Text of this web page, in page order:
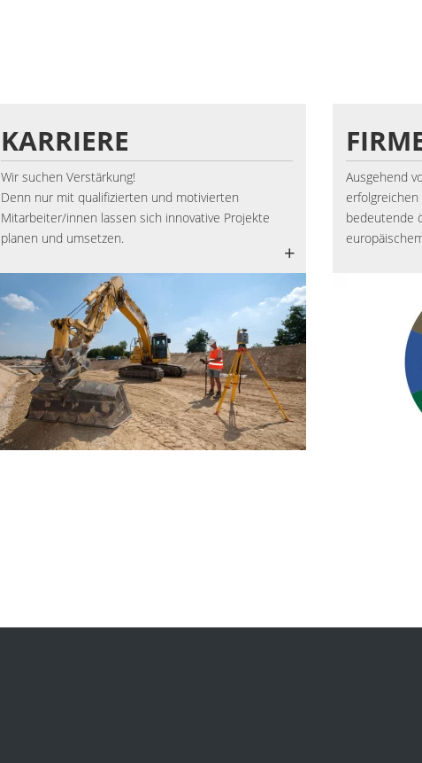
KARRIERE
Wir suchen Verstärkung!
Denn nur mit qualifizierten und motivierten
Mitarbeiter/innen lassen sich innovative Projekte
planen und umsetzen.
+
Ausgehend
bedeutende